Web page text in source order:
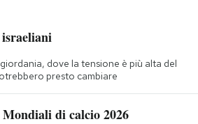
israeliani
dove la tensione è più alta del
presto cambiare
di calcio 2026